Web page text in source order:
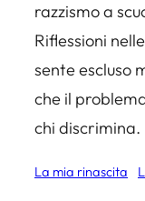
razzismo a
Riflessioni
sente escluso
che il
chi discrimina.
La mia rinascita